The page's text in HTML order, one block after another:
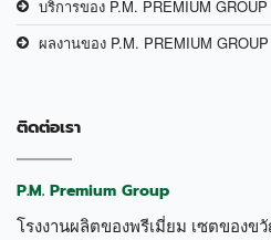
บริการของ P.M. PREMIUM GROUP
ผลงานของ P.M. PREMIUM GROUP
ติดต่อเรา
P.M. Premium Group
โรงงานผลิตของพรีเมี่ยม เซตของ